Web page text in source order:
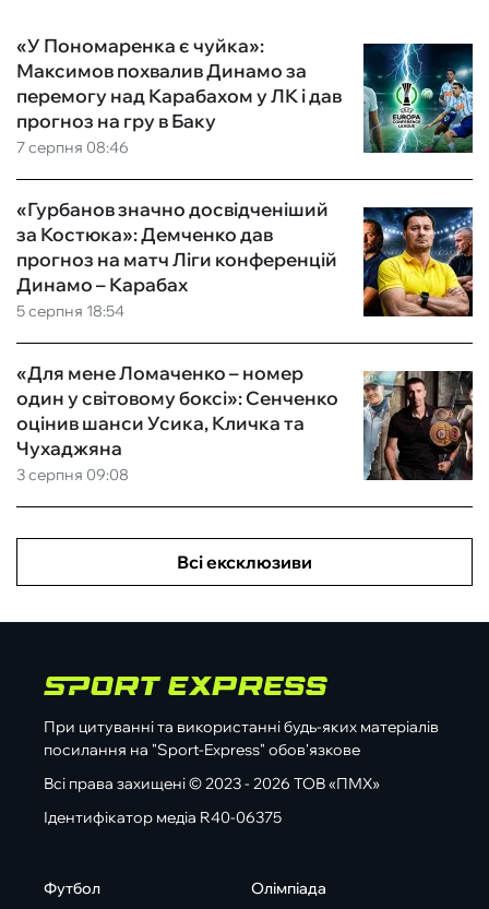
7 серпня 08:46
«У Пономаренка є чуйка»:
Максимов похвалив Динамо за
перемогу над Карабахом у ЛК і дав
прогноз на гру в Баку
5 серпня 18:54
«Гурбанов значно досвідченіший
за Костюка»: Демченко дав
прогноз на матч Ліги конференцій
Динамо – Карабах
3 серпня 09:08
«Для мене Ломаченко – номер
один у світовому боксі»: Сенченко
оцінив шанси Усика, Кличка та
Чухаджяна
Всі ексклюзиви
При цитуванні та використанні будь-яких матеріалів
посилання на "Sport-Express" обов'язкове
Всі права захищені © 2023 - 2026 ТОВ «ПМХ»
Ідентифікатор медіа R40-06375
Футбол
Олімпіада